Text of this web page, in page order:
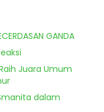
GANDA
Juara Umum
dalam